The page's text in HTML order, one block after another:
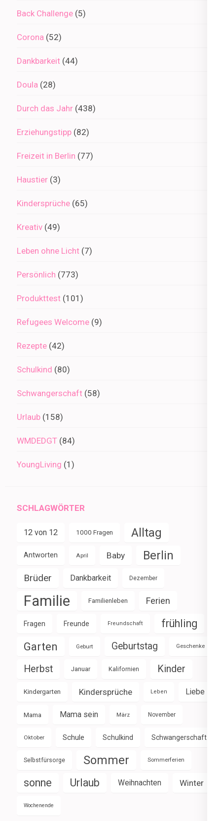
Back Challenge (5)
Corona (52)
Dankbarkeit (44)
Doula (28)
Durch das Jahr (438)
Erziehungstipp (82)
Freizeit in Berlin (77)
Haustier (3)
Kindersprüche (65)
Kreativ (49)
Leben ohne Licht (7)
Persönlich (773)
Produkttest (101)
Refugees Welcome (9)
Rezepte (42)
Schulkind (80)
Schwangerschaft (58)
Urlaub (158)
WMDEDGT (84)
YoungLiving (1)
SCHLAGWÖRTER
12 von 12 1000 Fragen Alltag
Antworten April Baby Berlin
Brüder Dankbarkeit Dezember
Familie Familienleben Ferien
Fragen Freunde Freundschaft frühling
Garten Geburt Geburtstag Geschenke
Herbst Januar Kalifornien Kinder
Kindergarten Kindersprüche Leben Liebe
Mama Mama sein März November
Oktober Schule Schulkind Schwangerschaft
Selbstfürsorge Sommer Sommerferien
sonne Urlaub Weihnachten Winter
Wochenende